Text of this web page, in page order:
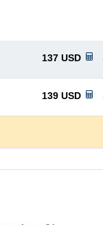
137 USD
139 USD